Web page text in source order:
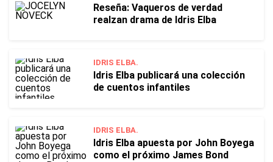
Reseña: Vaqueros de verdad
realzan drama de Idris Elba
IDRIS ELBA.
Idris Elba publicará una colección
de cuentos infantiles
IDRIS ELBA.
Idris Elba apuesta por John Boyega
como el próximo James Bond